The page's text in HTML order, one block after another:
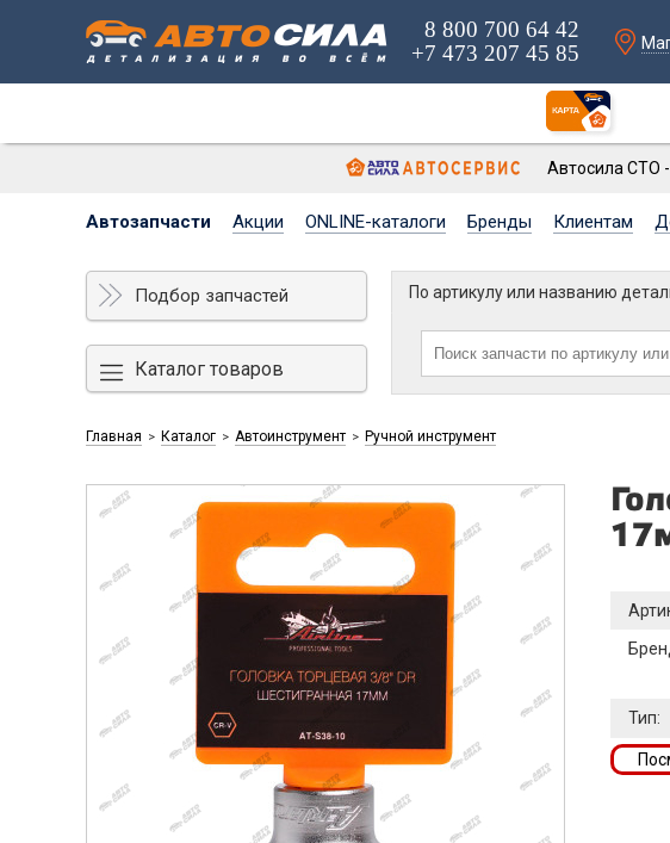
8 800 700 64 42
+7 473 207 45 85
Автосила СТО
Автозапчасти Акции ONLINE-каталоги Бренды Клиентам
Подбор запчастей
Каталог товаров
По артикулу или названию
Главная > Каталог > Автоинструмент > Ручной инструмент
Тип: